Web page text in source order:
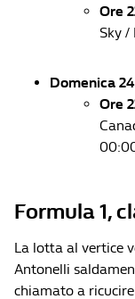
Ore
Sky
Domenica
Ore
Formula 1,
La lotta al vertice
Antonelli
chiamato a